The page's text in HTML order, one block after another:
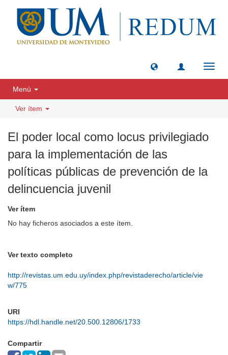
Menú
Ver ítem
El poder local como locus privilegiado
para la implementación de las
políticas públicas de prevención de la
delincuencia juvenil
Ver ítem
No hay ficheros asociados a este ítem.
Ver texto completo
http://revistas.um.edu.uy/index.php/revistaderecho/article/vie
w/775
URI
https://hdl.handle.net/20.500.12806/1733
Compartir